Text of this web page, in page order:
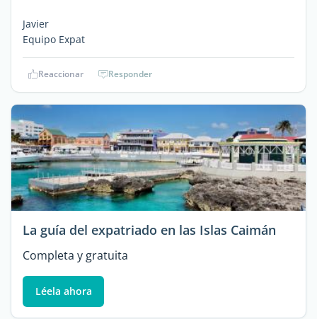
Javier
Equipo Expat
Reaccionar Responder
La guía del expatriado en las Islas Caimán
Completa y gratuita
Léela ahora